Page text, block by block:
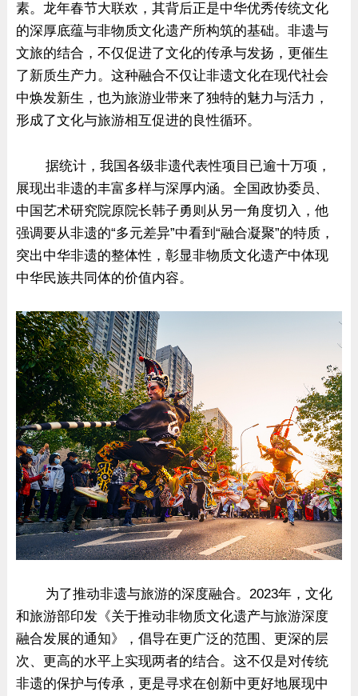
素。龙年春节大联欢，其背后正是中华优秀传统文化
的深厚底蕴与非物质文化遗产所构筑的基础。非遗与
文旅的结合，不仅促进了文化的传承与发扬，更催生
了新质生产力。这种融合不仅让非遗文化在现代社会
中焕发新生，也为旅游业带来了独特的魅力与活力，
形成了文化与旅游相互促进的良性循环。
据统计，我国各级非遗代表性项目已逾十万项，
展现出非遗的丰富多样与深厚内涵。全国政协委员、
中国艺术研究院原院长韩子勇则从另一角度切入，他
强调要从非遗的“多元差异”中看到“融合凝聚”的特质，
突出中华非遗的整体性，彰显非物质文化遗产中体现
中华民族共同体的价值内容。
为了推动非遗与旅游的深度融合。2023年，文化
和旅游部印发《关于推动非物质文化遗产与旅游深度
融合发展的通知》，倡导在更广泛的范围、更深的层
次、更高的水平上实现两者的结合。这不仅是对传统
非遗的保护与传承，更是寻求在创新中更好地展现中